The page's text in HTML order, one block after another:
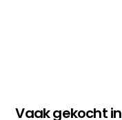
Vaak gekocht